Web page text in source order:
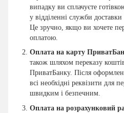
випадку ви сплачуєте
у відділенні служби
Це зручно, якщо ви хочете
оплатою.
Оплата на карту
також шляхом переказу
ПриватБанку. Після
всі необхідні реквізити для
швидким і безпечним.
Оплата на розрахунковий